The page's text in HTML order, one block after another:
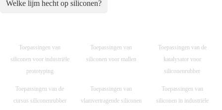
Welke lijm hecht op siliconen?
Toepassingen van
siliconen voor industriële
prototyping
Toepassingen van
siliconen voor mallen
Toepassingen van de
katalysator voor
siliconenrubber
Toepassingen van de
cursus siliconenrubber
Toepassingen van
vlamvertragende siliconen
Toepassingen van
siliconen in industriële